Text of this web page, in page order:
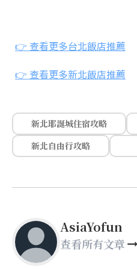
👉 查看更多台北飯店推薦
👉 查看更多新北飯店推薦
新北耶誕城住宿攻略
新北自由行攻略
AsiaYofun
查看所有文章